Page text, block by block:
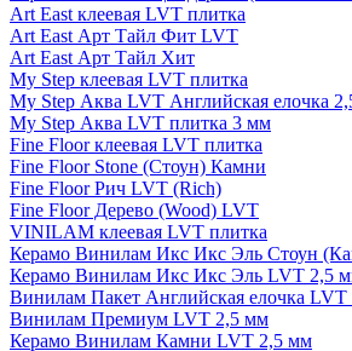
Art East клеевая LVT плитка
Art East Арт Тайл Фит LVT
Art East Арт Тайл Хит
My Step клеевая LVT плитка
My Step Аква LVT Английская елочка
My Step Аква LVT плитка 3 мм
Fine Floor клеевая LVT плитка
Fine Floor Stone (Стоун) Камни
Fine Floor Рич LVT (Rich)
Fine Floor Дерево (Wood) LVT
VINILAM клеевая LVT плитка
Керамо Винилам Икс Икс Эль Стоун
Керамо Винилам Икс Икс Эль LVT 2,5
Винилам Пакет Английская елочка LVT
Винилам Премиум LVT 2,5 мм
Керамо Винилам Камни LVT 2,5 мм